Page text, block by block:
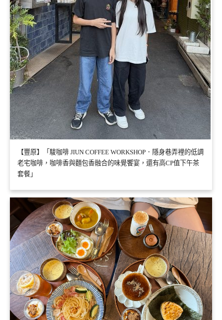
【豐原】「駿咖啡 JIUN COFFEE WORKSHOP．隱身巷弄裡的低調
老宅咖啡，咖啡香與麵包香融合的味覺饗宴，還有高CP值下午茶
套餐」